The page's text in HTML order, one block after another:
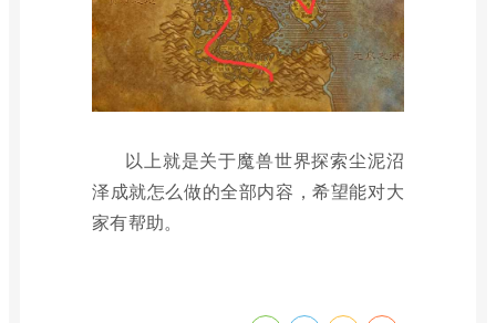
以上就是关于魔兽世界探索尘泥沼
泽成就怎么做的全部内容，希望能对大
家有帮助。